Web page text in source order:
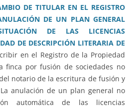
DE TITULAR EN EL REGISTRO
DE UN PLAN GENERAL
DE LAS LICENCIAS
DE DESCRIPCIÓN LITERARIA DE
en el Registro de la Propiedad
finca por fusión de sociedades no
notario de la escritura de fusión y
anulación de un plan general no
automática de las licencias